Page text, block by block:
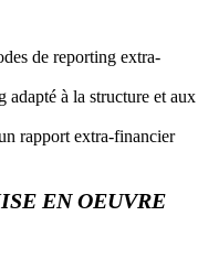
de reporting extra-
adapté à la structure et aux
rapport extra-financier
EN OEUVRE